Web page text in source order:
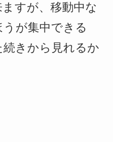
すが、移動中な
が集中できる
続きから見れるか